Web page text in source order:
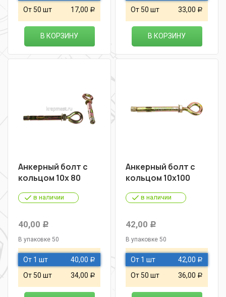
От 50 шт 17,00 Р
В КОРЗИНУ
От 50 шт 33,00 Р
В КОРЗИНУ
Анкерный болт с
кольцом 10х 80
в наличии
40,00 Р
В упаковке 50
От 1 шт 40,00 Р
От 50 шт 34,00 Р
Анкерный болт с
кольцом 10х100
в наличии
42,00 Р
В упаковке 50
От 1 шт 42,00 Р
От 50 шт 36,00 Р